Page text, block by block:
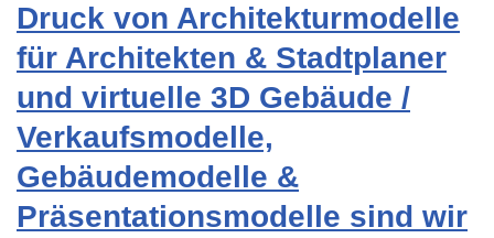
Druck von Architekturmodelle
für Architekten & Stadtplaner
und virtuelle 3D Gebäude /
Verkaufsmodelle,
Gebäudemodelle &
Präsentationsmodelle sind wir